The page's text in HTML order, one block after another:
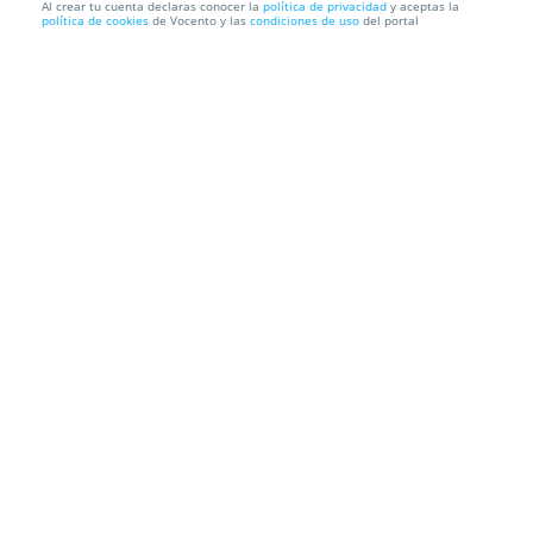
Localización
Al crear tu cuenta declaras conocer la política de privacidad y aceptas la
política de cookies de Vocento y las condiciones de uso del portal